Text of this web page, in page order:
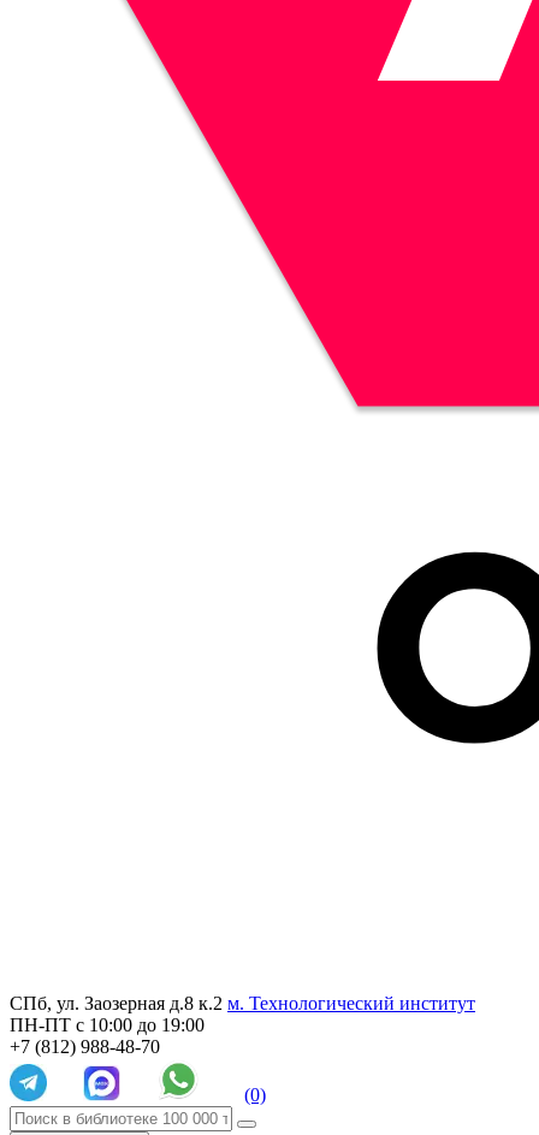
СПб, ул. Заозерная д.8 к.2 м. Технологический институт
ПН-ПТ с 10:00 до 19:00
+7 (812) 988-48-70
(0)